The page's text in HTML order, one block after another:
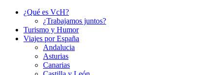
¿Qué es VcH?
¿Trabajamos juntos?
Turismo y Humor
Viajes por España
Andalucia
Asturias
Canarias